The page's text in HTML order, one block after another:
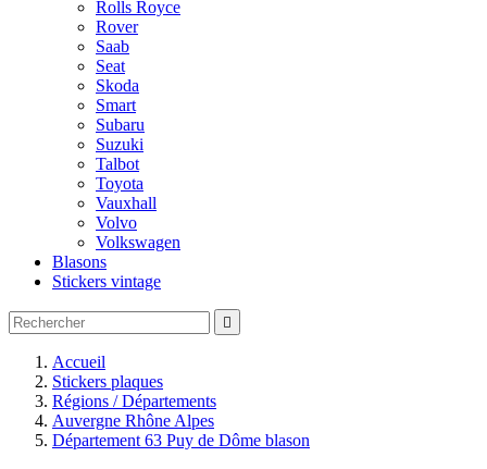
Rolls Royce
Rover
Saab
Seat
Skoda
Smart
Subaru
Suzuki
Talbot
Toyota
Vauxhall
Volvo
Volkswagen
Blasons
Stickers vintage

Accueil
Stickers plaques
Régions / Départements
Auvergne Rhône Alpes
Département 63 Puy de Dôme blason